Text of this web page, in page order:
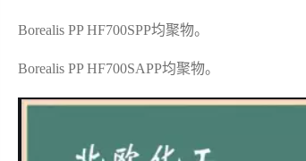
Borealis PP HF700SPP均聚物。
Borealis PP HF700SAPP均聚物。